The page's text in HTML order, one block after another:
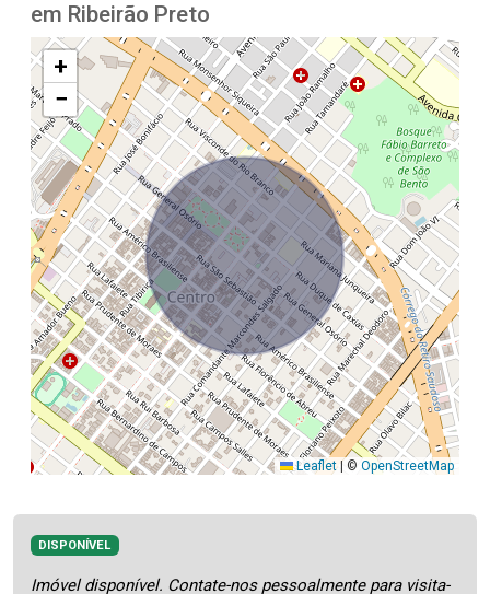
em Ribeirão Preto
+
−
Leaflet | © OpenStreetMap
DISPONÍVEL
Imóvel disponível. Contate-nos pessoalmente para visita-